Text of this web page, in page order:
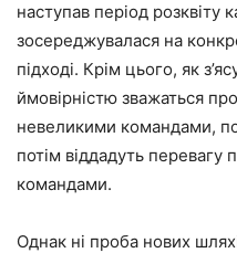
наступав період розквіту
зосереджувалася на
підході. Крім цього, як
ймовірністю зважаться
невеликими командами,
потім віддадуть
командами.
Однак ні проба нових